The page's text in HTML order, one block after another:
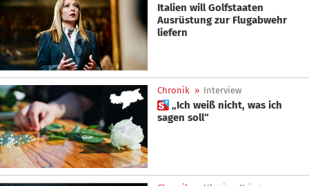
Italien will Golfstaaten
Ausrüstung zur Flugabwehr
liefern
Chronik » Interview
 „Ich weiß nicht, was ich
sagen soll“